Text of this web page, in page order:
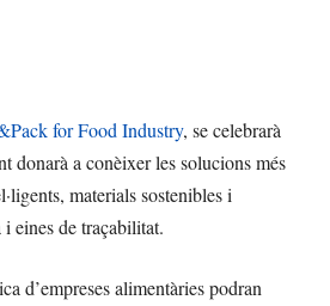
for Food Industry, se celebrarà
donarà a conèixer les solucions més
materials sostenibles i
eines de traçabilitat.
d’empreses alimentàries podran